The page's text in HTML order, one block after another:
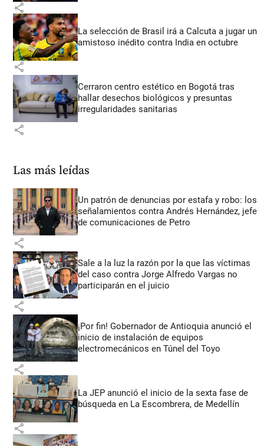
share
La selección de Brasil irá a Calcuta a jugar un
amistoso inédito contra India en octubre
share
Cerraron centro estético en Bogotá tras
hallar desechos biológicos y presuntas
irregularidades sanitarias
share
Las más leídas
Un patrón de denuncias por estafa y robo: los
señalamientos contra Andrés Hernández, jefe
de comunicaciones de Petro
share
Sale a la luz la razón por la que las víctimas
del caso contra Jorge Alfredo Vargas no
participarán en el juicio
share
¡Por fin! Gobernador de Antioquia anunció el
inicio de instalación de equipos
electromecánicos en Túnel del Toyo
share
La JEP anunció el inicio de la sexta fase de
búsqueda en La Escombrera, de Medellín
share